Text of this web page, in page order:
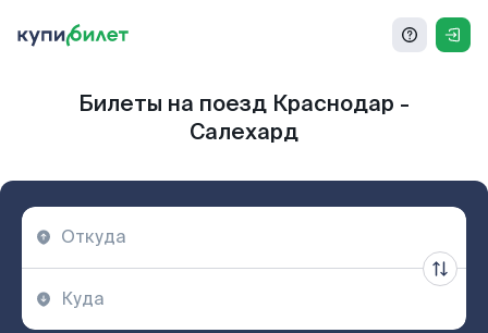
Билеты на поезд Краснодар -
Салехард